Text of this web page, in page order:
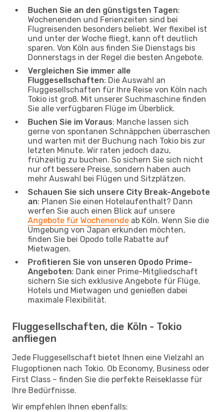
Buchen Sie an den günstigsten Tagen:
Wochenenden und Ferienzeiten sind bei
Flugreisenden besonders beliebt. Wer flexibel ist
und unter der Woche fliegt, kann oft deutlich
sparen. Von Köln aus finden Sie Dienstags bis
Donnerstags in der Regel die besten Angebote.
Vergleichen Sie immer alle
Fluggesellschaften: Die Auswahl an
Fluggesellschaften für Ihre Reise von Köln nach
Tokio ist groß. Mit unserer Suchmaschine finden
Sie alle verfügbaren Flüge im Überblick.
Buchen Sie im Voraus: Manche lassen sich
gerne von spontanen Schnäppchen überraschen
und warten mit der Buchung nach Tokio bis zur
letzten Minute. Wir raten jedoch dazu,
frühzeitig zu buchen. So sichern Sie sich nicht
nur oft bessere Preise, sondern haben auch
mehr Auswahl bei Flügen und Sitzplätzen.
Schauen Sie sich unsere City Break-Angebote
an: Planen Sie einen Hotelaufenthalt? Dann
werfen Sie auch einen Blick auf unsere
Angebote für Wochenende ab Köln. Wenn Sie die
Umgebung von Japan erkunden möchten,
finden Sie bei Opodo tolle Rabatte auf
Mietwagen.
Profitieren Sie von unseren Opodo Prime-
Angeboten: Dank einer Prime-Mitgliedschaft
sichern Sie sich exklusive Angebote für Flüge,
Hotels und Mietwagen und genießen dabei
maximale Flexibilität.
Fluggesellschaften, die Köln - Tokio
anfliegen
Jede Fluggesellschaft bietet Ihnen eine Vielzahl an
Flugoptionen nach Tokio. Ob Economy, Business oder
First Class – finden Sie die perfekte Reiseklasse für
Ihre Bedürfnisse.
Wir empfehlen Ihnen ebenfalls: